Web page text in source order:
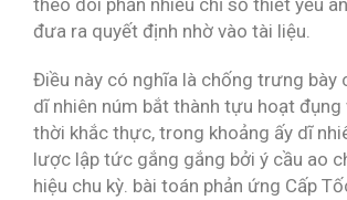
theo dõi phần nhiều chỉ số thiết yếu
đưa ra quyết định nhờ vào tài liệu.
Điều này có nghĩa là chống trưng bày
dĩ nhiên núm bắt thành tựu hoạt
thời khắc thực, trong khoảng ấy dĩ
lược lập tức gắng gắng bởi ý cầu ao
hiệu chu kỳ. bài toán phản ứng Cấp